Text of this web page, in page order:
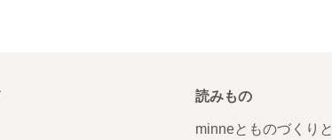
読みもの
minneとものづくりと